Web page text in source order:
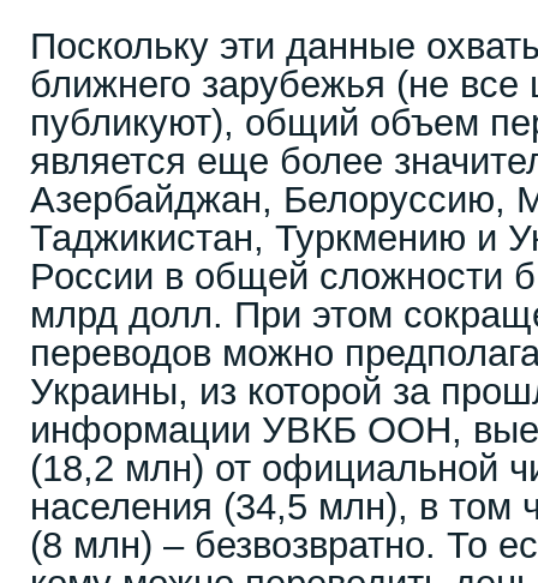
Поскольку эти данные
ближнего зарубежья (не все
публикуют), общий объем
является еще более
Азербайджан, Белоруссию,
Таджикистан, Туркмению и
России в общей сложности
млрд долл. При этом
переводов можно
Украины, из которой за
информации УВКБ ООН,
(18,2 млн) от официальной
населения (34,5 млн), в том
(8 млн) – безвозвратно. То